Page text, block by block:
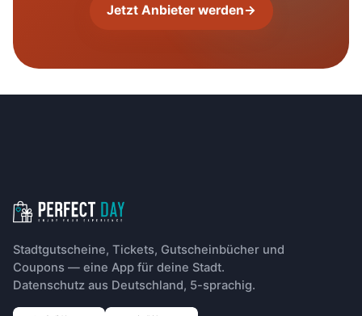
Jetzt Anbieter werden→
Stadtgutscheine, Tickets, Gutscheinbücher und
Coupons — eine App für deine Stadt.
Datenschutz aus Deutschland, 5-sprachig.